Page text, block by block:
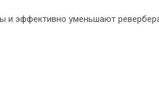
и эффективно уменьшают